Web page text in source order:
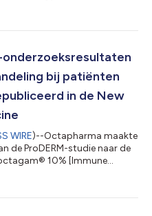
immunodeficiëntie
CLL. Tot 85% van de
onderzoeksresultaten
bij patiënten
in de New
WIRE)--Octapharma maakte
de ProDERM-studie naar de
10% [Immune
en veiligheid van